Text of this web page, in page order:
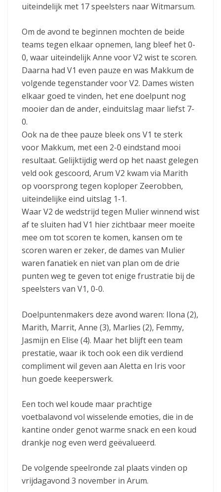
uiteindelijk met 17 speelsters naar Witmarsum.
Om de avond te beginnen mochten de beide
teams tegen elkaar opnemen, lang bleef het 0-
0, waar uiteindelijk Anne voor V2 wist te scoren.
Daarna had V1 even pauze en was Makkum de
volgende tegenstander voor V2. Dames wisten
elkaar goed te vinden, het ene doelpunt nog
mooier dan de ander, einduitslag maar liefst 7-
0.
Ook na de thee pauze bleek ons V1 te sterk
voor Makkum, met een 2-0 eindstand mooi
resultaat. Gelijktijdig werd op het naast gelegen
veld ook gescoord, Arum V2 kwam via Marith
op voorsprong tegen koploper Zeerobben,
uiteindelijke eind uitslag 1-1.
Waar V2 de wedstrijd tegen Mulier winnend wist
af te sluiten had V1 hier zichtbaar meer moeite
mee om tot scoren te komen, kansen om te
scoren waren er zeker, de dames van Mulier
waren fanatiek en niet van plan om de drie
punten weg te geven tot enige frustratie bij de
speelsters van V1, 0-0.
Doelpuntenmakers deze avond waren: Ilona (2),
Marith, Marrit, Anne (3), Marlies (2), Femmy,
Jasmijn en Elise (4). Maar het blijft een team
prestatie, waar ik toch ook een dik verdiend
compliment wil geven aan Aletta en Iris voor
hun goede keeperswerk.
Een toch wel koude maar prachtige
voetbalavond vol wisselende emoties, die in de
kantine onder genot warme snack en een koud
drankje nog even werd geëvalueerd.
De volgende speelronde zal plaats vinden op
vrijdagavond 3 november in Arum.